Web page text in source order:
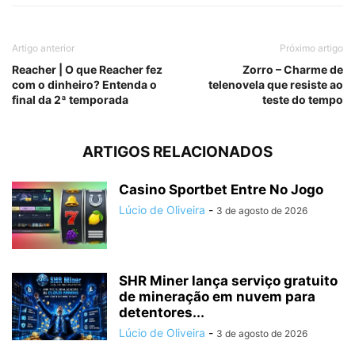
Artigo anterior
Reacher | O que Reacher fez
com o dinheiro? Entenda o
final da 2ª temporada
Próximo artigo
Zorro – Charme de
telenovela que resiste ao
teste do tempo
ARTIGOS RELACIONADOS
Casino Sportbet Entre No Jogo
Lúcio de Oliveira - 3 de agosto de 2026
SHR Miner lança serviço gratuito
de mineração em nuvem para
detentores...
Lúcio de Oliveira - 3 de agosto de 2026